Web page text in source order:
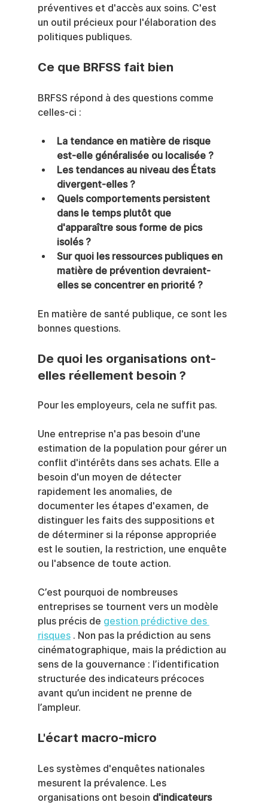
préventives et d'accès aux soins. C'est
un outil précieux pour l'élaboration des
politiques publiques.
Ce que BRFSS fait bien
BRFSS répond à des questions comme
celles-ci :
La tendance en matière de risque
est-elle généralisée ou localisée ?
Les tendances au niveau des États
divergent-elles ?
Quels comportements persistent
dans le temps plutôt que
d'apparaître sous forme de pics
isolés ?
Sur quoi les ressources publiques en
matière de prévention devraient-
elles se concentrer en priorité ?
En matière de santé publique, ce sont les
bonnes questions.
De quoi les organisations ont-
elles réellement besoin ?
Pour les employeurs, cela ne suffit pas.
Une entreprise n'a pas besoin d'une
estimation de la population pour gérer un
conflit d'intérêts dans ses achats. Elle a
besoin d'un moyen de détecter
rapidement les anomalies, de
documenter les étapes d'examen, de
distinguer les faits des suppositions et
de déterminer si la réponse appropriée
est le soutien, la restriction, une enquête
ou l'absence de toute action.
C’est pourquoi de nombreuses
entreprises se tournent vers un modèle
plus précis de gestion prédictive des
risques . Non pas la prédiction au sens
cinématographique, mais la prédiction au
sens de la gouvernance : l’identification
structurée des indicateurs précoces
avant qu’un incident ne prenne de
l’ampleur.
L'écart macro-micro
Les systèmes d'enquêtes nationales
mesurent la prévalence. Les
organisations ont besoin d'indicateurs